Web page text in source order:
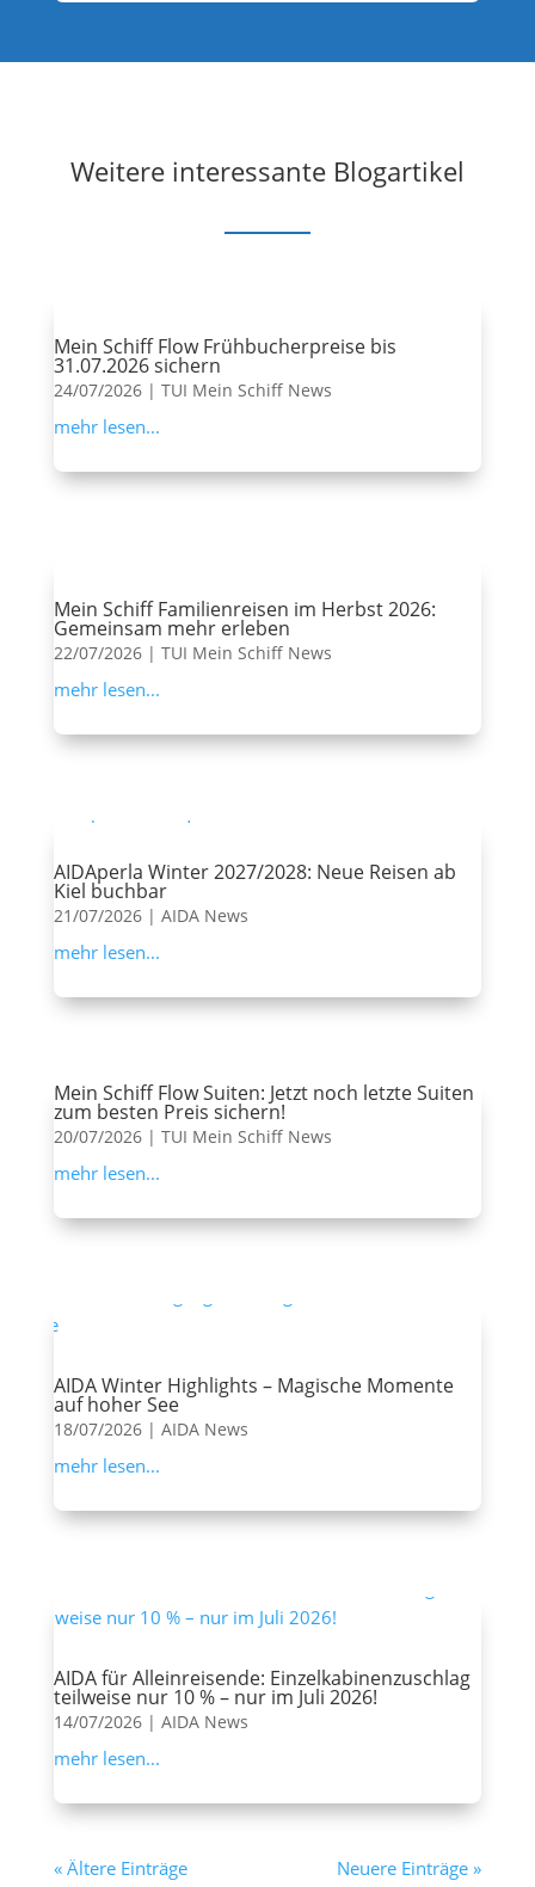
Weitere interessante Blogartikel
Mein Schiff Flow Frühbucherpreise bis
31.07.2026 sichern
24/07/2026| TUI Mein Schiff News
mehr lesen...
Mein Schiff Familienreisen im Herbst 2026:
Gemeinsam mehr erleben
22/07/2026| TUI Mein Schiff News
mehr lesen...
AIDAperla Winter 2027/2028: Neue Reisen ab
Kiel buchbar
21/07/2026| AIDA News
mehr lesen...
Mein Schiff Flow Suiten: Jetzt noch letzte Suiten
zum besten Preis sichern!
20/07/2026| TUI Mein Schiff News
mehr lesen...
AIDA Winter Highlights – Magische Momente
auf hoher See
18/07/2026| AIDA News
mehr lesen...
AIDA für Alleinreisende: Einzelkabinenzuschlag
teilweise nur 10 % – nur im Juli 2026!
14/07/2026| AIDA News
mehr lesen...
« Ältere Einträge Neuere Einträge »